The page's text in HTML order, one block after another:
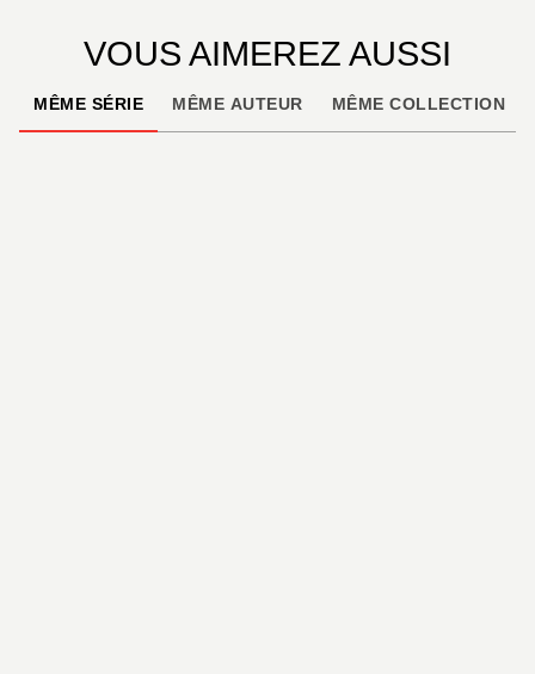
VOUS AIMEREZ AUSSI
MÊME SÉRIE MÊME AUTEUR MÊME COLLECTION